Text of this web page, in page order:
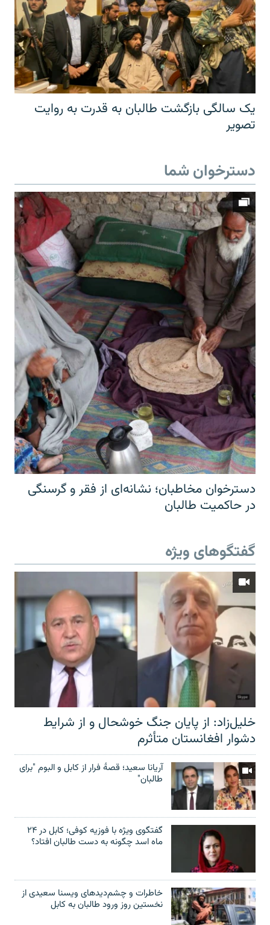
یک سالگی بازگشت طالبان به قدرت به روایت
تصویر
دسترخوان شما
دسترخوان مخاطبان؛ نشانه‌ای از فقر و گرسنگی
در حاکمیت طالبان
گفتگوهای ویژه
خلیل‌زاد: از پایان جنگ خوشحال و از شرایط
دشوار افغانستان متأثرم
آریانا سعید؛ قصۀ فرار از کابل و البوم "برای
طالبان"
گفتگوی ویژه با فوزیه کوفی؛ کابل در ۲۴
ماه اسد چگونه به دست طالبان افتاد؟
خاطرات و چشم‌دید‌های ویسنا سعیدی از
نخستین روز ورود طالبان به کابل